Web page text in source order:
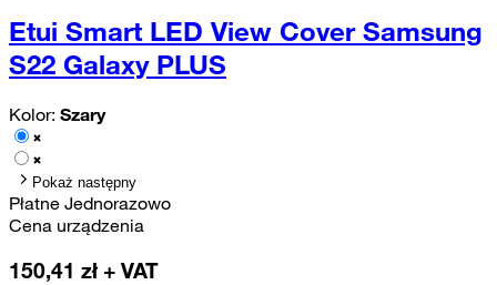
Etui Smart LED View Cover Samsung
S22 Galaxy PLUS
Kolor: Szary
Pokaż następny
Płatne Jednorazowo
Cena urządzenia
150,41 zł + VAT